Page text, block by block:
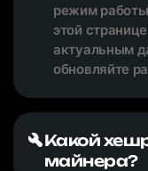
режим работы
этой
актуальным
обновляйте
Какой
майнера?